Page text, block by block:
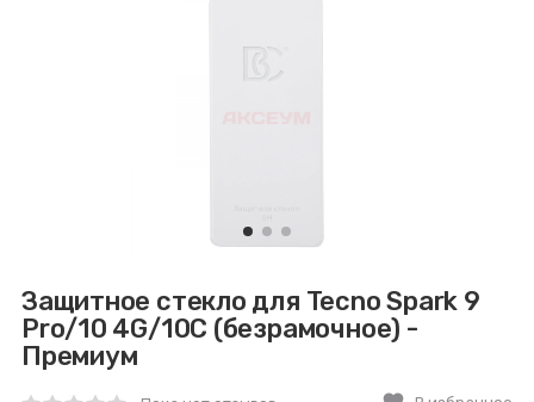
Защитное стекло для Tecno Spark 9
Pro/10 4G/10C (безрамочное) -
Премиум